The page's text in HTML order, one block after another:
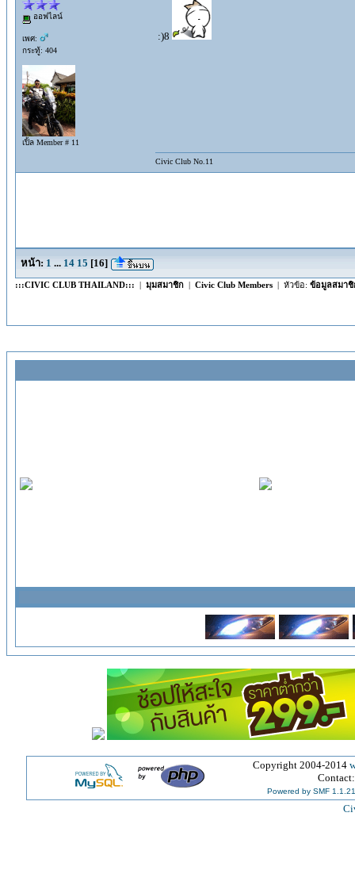
ออฟไลน์
เพศ:
กระทู้: 404
เปิ้ล Member # 11
:)8
Civic Club No.11
หน้า: 1 ... 14 15 [16]
:::CIVIC CLUB THAILAND::: | มุมสมาชิก | Civic Club Members | หัวข้อ: ข้อมูลสมาชิ
Copyright 2004-2014
Powered by SMF 1.1.21